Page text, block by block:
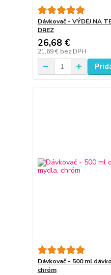
Dávkovač - VÝDEJ NA
DREZ
26,68 €
21,69 € bez DPH
Dávkovač - 500 ml
chróm